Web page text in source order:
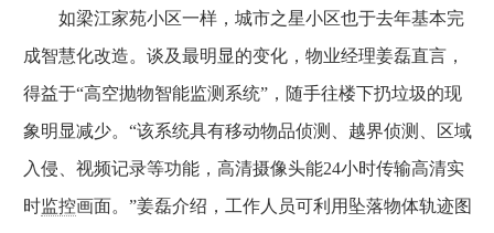
如梁江家苑小区一样，城市之星小区也于去年基本完
成智慧化改造。谈及最明显的变化，物业经理姜磊直言，
得益于“高空抛物智能监测系统”，随手往楼下扔垃圾的现
象明显减少。“该系统具有移动物品侦测、越界侦测、区域
入侵、视频记录等功能，高清摄像头能24小时传输高清实
时监控画面。”姜磊介绍，工作人员可利用坠落物体轨迹图